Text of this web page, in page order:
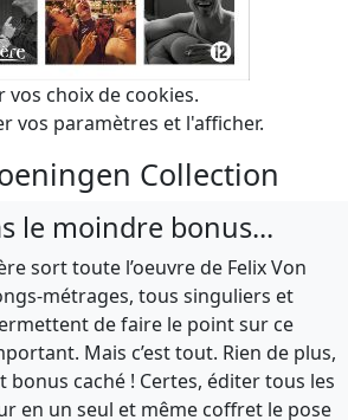
vos choix de cookies.
vos paramètres et l'afficher.
Collection
le moindre bonus...
sort toute l’oeuvre de Felix Von
métrages, tous singuliers et
de faire le point sur ce
Mais c’est tout. Rien de plus,
bonus caché ! Certes, éditer tous les
en un seul et même coffret le pose